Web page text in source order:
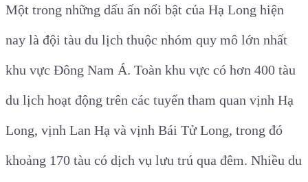
Một trong những dấu ấn nổi bật của Hạ Long hiện
nay là đội tàu du lịch thuộc nhóm quy mô lớn nhất
khu vực Đông Nam Á. Toàn khu vực có hơn 400 tàu
du lịch hoạt động trên các tuyến tham quan vịnh Hạ
Long, vịnh Lan Hạ và vịnh Bái Tử Long, trong đó
khoảng 170 tàu có dịch vụ lưu trú qua đêm. Nhiều du